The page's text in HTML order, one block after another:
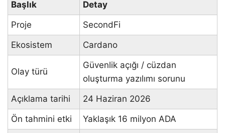
Başlık
Detay
Proje
SecondFi
Ekosistem
Cardano
Olay türü
Güvenlik açığı / cüzdan
oluşturma yazılımı sorunu
Açıklama tarihi
24 Haziran 2026
Ön tahmini etki
Yaklaşık 16 milyon ADA